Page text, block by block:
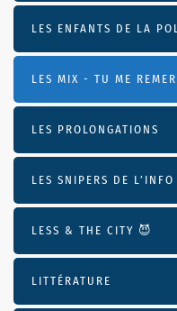
LES ENFANTS DE LA
LES MIX - TU ME
LES PROLONGATIONS
LES SNIPERS DE L’INFO
LESS & THE CITY 😈
LITTÉRATURE